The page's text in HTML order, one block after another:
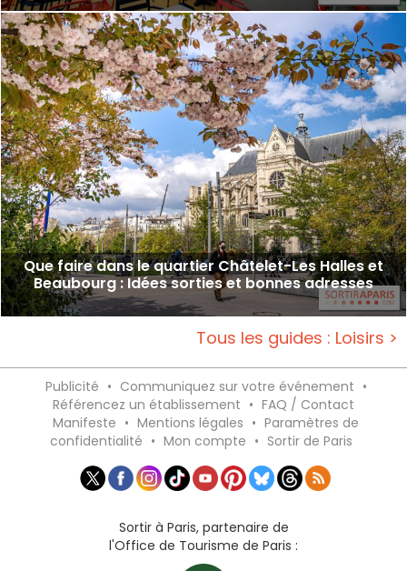
Que faire dans le quartier Châtelet-Les Halles et
Beaubourg : Idées sorties et bonnes adresses
Tous les guides : Loisirs >
Publicité • Communiquez sur votre événement •
Référencez un établissement • FAQ / Contact
Manifeste • Mentions légales • Paramètres de
confidentialité • Mon compte • Sortir de Paris
Sortir à Paris, partenaire de
l'Office de Tourisme de Paris :